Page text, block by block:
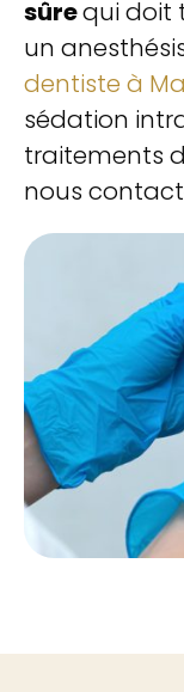
sûrequi doit
un
dentiste à
sédation
traitements
nous